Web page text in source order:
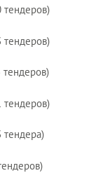
тендеров)
тендеров)
тендеров)
тендеров)
тендера)